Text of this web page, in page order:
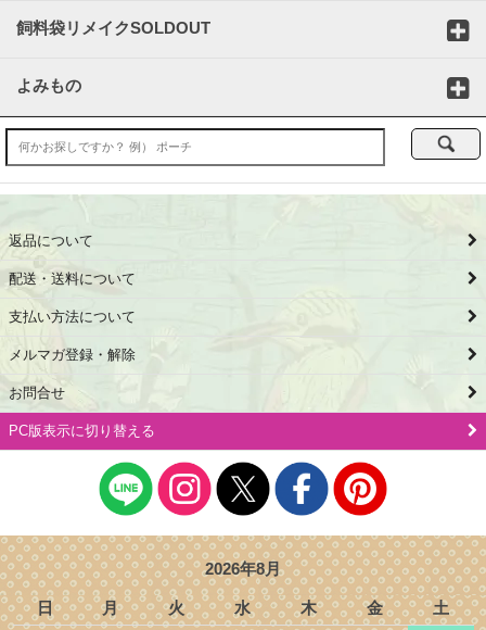
飼料袋リメイクSOLDOUT
よみもの
返品について
配送・送料について
支払い方法について
メルマガ登録・解除
お問合せ
PC版表示に切り替える
2026年8月
日 月 火 水 木 金
土